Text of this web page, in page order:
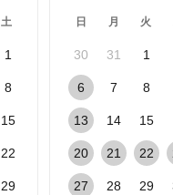
土
1
8
15
22
29
日 月 火
30 31 1
6 7 8
13 14 15
20 21 22
27 28 29